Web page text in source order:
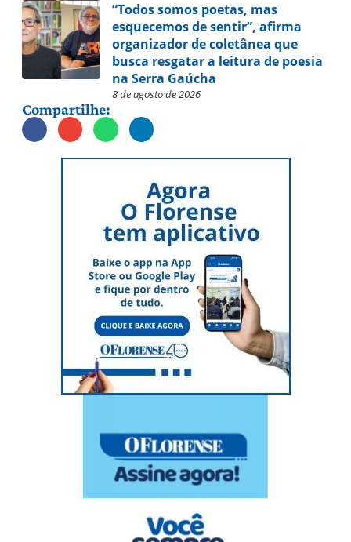
“Todos somos poetas, mas
esquecemos de sentir”, afirma
organizador de coletânea que
busca resgatar a leitura de poesia
na Serra Gaúcha
8 de agosto de 2026
Compartilhe: